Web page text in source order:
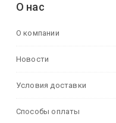
О нас
О компании
Новости
Условия доставки
Способы оплаты